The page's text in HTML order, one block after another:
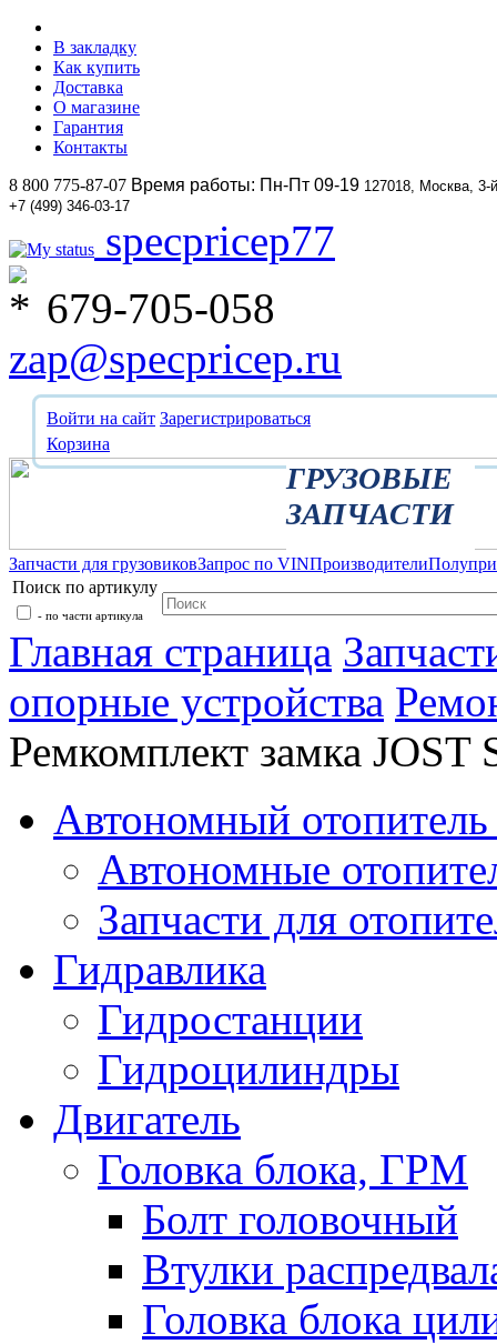
В закладку
Как купить
Доставка
О магазине
Гарантия
Контакты
8 800 775-87-07 Время работы: Пн-Пт 09-19 127018, Москва,
+7 (499) 346-03-17
specpricep77
679-705-058
zap@specpricep.ru
Войти на сайт Зарегистрироваться
Корзина
ГРУЗОВЫЕ
ЗАПЧАСТИ
Запчасти для грузовиковЗапрос по VINПроизводители
Поиск по артикулу
- по части артикула
Главная страница
опорные устройства
Ремкомплект замка JOST
Автономный отопитель
Автономные
Запчасти для
Гидравлика
Гидростанции
Гидроцилиндры
Двигатель
Головка блока, ГРМ
Болт головочный
Втулки
Головка блока